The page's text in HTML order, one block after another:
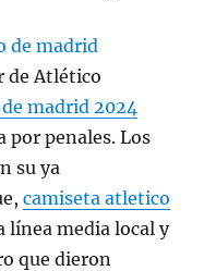
de Atlético
madrid 2024
por penales. Los
su ya
camiseta atletico
línea media local y
que dieron